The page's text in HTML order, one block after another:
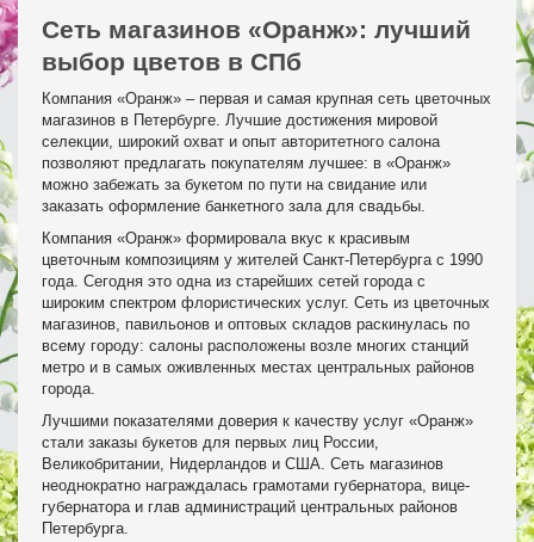
Сеть магазинов «Оранж»: лучший
выбор цветов в СПб
Компания «Оранж» – первая и самая крупная сеть цветочных
магазинов в Петербурге. Лучшие достижения мировой
селекции, широкий охват и опыт авторитетного салона
позволяют предлагать покупателям лучшее: в «Оранж»
можно забежать за букетом по пути на свидание или
заказать оформление банкетного зала для свадьбы.
Компания «Оранж» формировала вкус к красивым
цветочным композициям у жителей Санкт-Петербурга с 1990
года. Сегодня это одна из старейших сетей города с
широким спектром флористических услуг. Сеть из цветочных
магазинов, павильонов и оптовых складов раскинулась по
всему городу: салоны расположены возле многих станций
метро и в самых оживленных местах центральных районов
города.
Лучшими показателями доверия к качеству услуг «Оранж»
стали заказы букетов для первых лиц России,
Великобритании, Нидерландов и США. Сеть магазинов
неоднократно награждалась грамотами губернатора, вице-
губернатора и глав администраций центральных районов
Петербурга.